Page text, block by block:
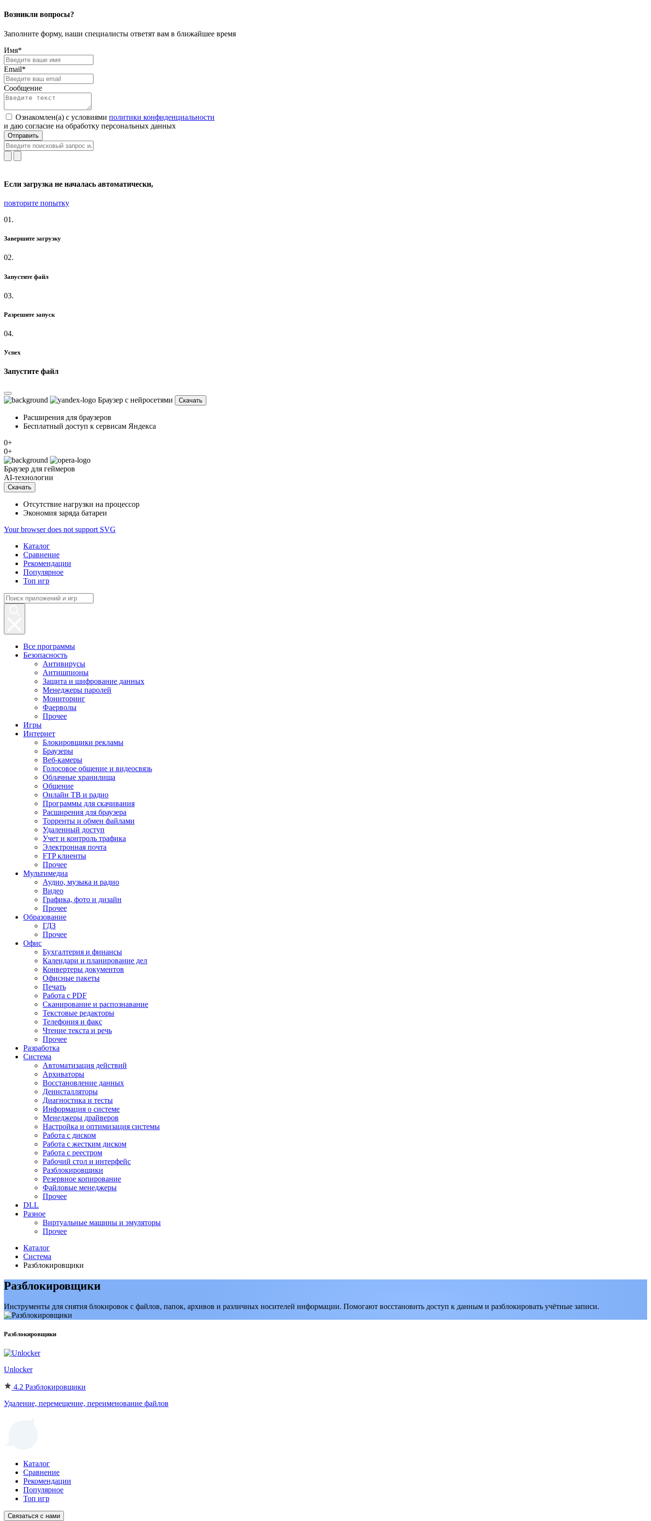
Возникли вопросы?
Заполните форму, наши специалисты ответят вам в ближайшее время
Имя*
Email*
Сообщение
Ознакомлен(а) с условиями политики конфиденциальности
и даю согласие на обработку персональных данных
Отправить
Если загрузка не началась автоматически,
повторите попытку
01.
Завершите загрузку
02.
Запустите файл
03.
Разрешите запуск
04.
Успех
Запустите файл
Браузер с нейросетями Скачать
Расширения для браузеров
Бесплатный доступ к сервисам Яндекса
0+
0+
Браузер для геймеров
AI-технологии
Скачать
Отсутствие нагрузки на процессор
Экономия заряда батареи
Your browser does not support SVG
Каталог
Сравнение
Рекомендации
Популярное
Топ игр
Все программы
Безопасность
Антивирусы
Антишпионы
Защита и шифрование данных
Менеджеры паролей
Мониторинг
Фаерволы
Прочее
Игры
Интернет
Блокировщики рекламы
Браузеры
Веб-камеры
Голосовое общение и видеосвязь
Облачные хранилища
Общение
Онлайн ТВ и радио
Программы для скачивания
Расширения для браузера
Торренты и обмен файлами
Удаленный доступ
Учет и контроль трафика
Электронная почта
FTP клиенты
Прочее
Мультимедиа
Аудио, музыка и радио
Видео
Графика, фото и дизайн
Прочее
Образование
ГДЗ
Прочее
Офис
Бухгалтерия и финансы
Календари и планирование дел
Конвертеры документов
Офисные пакеты
Печать
Работа с PDF
Сканирование и распознавание
Текстовые редакторы
Телефония и факс
Чтение текста и речь
Прочее
Разработка
Система
Автоматизация действий
Архиваторы
Восстановление данных
Деинсталляторы
Диагностика и тесты
Информация о системе
Менеджеры драйверов
Настройка и оптимизация системы
Работа с диском
Работа с жестким диском
Работа с реестром
Рабочий стол и интерфейс
Разблокировщики
Резервное копирование
Файловые менеджеры
Прочее
DLL
Разное
Виртуальные машины и эмуляторы
Прочее
Каталог
Система
Разблокировщики
Разблокировщики
Инструменты для снятия блокировок с файлов, папок, архивов и различных носителей информации. Помогают восстановить доступ к данным и разблокировать учётные записи.
Разблокировщики
Unlocker
4.2 Разблокировщики
Удаление, перемещение, переименование файлов
Каталог
Сравнение
Рекомендации
Популярное
Топ игр
Связаться с нами